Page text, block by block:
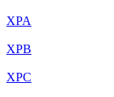
XPA
XPB
XPC